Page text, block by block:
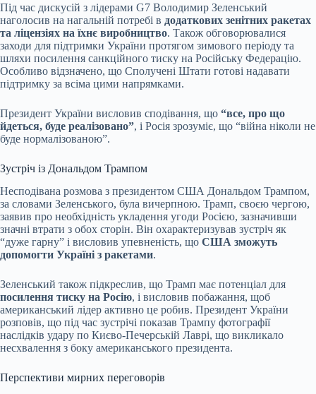
Під час дискусій з лідерами G7 Володимир Зеленський
наголосив на нагальній потребі в додаткових зенітних ракетах
та ліцензіях на їхнє виробництво. Також обговорювалися
заходи для підтримки України протягом зимового періоду та
шляхи посилення санкційного тиску на Російську Федерацію.
Особливо відзначено, що Сполучені Штати готові надавати
підтримку за всіма цими напрямками.
Президент України висловив сподівання, що “все, про що
йдеться, буде реалізовано”, і Росія зрозуміє, що “війна ніколи не
буде нормалізованою”.
Зустріч із Дональдом Трампом
Несподівана розмова з президентом США Дональдом Трампом,
за словами Зеленського, була вичерпною. Трамп, своєю чергою,
заявив про необхідність укладення угоди Росією, зазначивши
значні втрати з обох сторін. Він охарактеризував зустріч як
“дуже гарну” і висловив упевненість, що США зможуть
допомогти Україні з ракетами.
Зеленський також підкреслив, що Трамп має потенціал для
посилення тиску на Росію, і висловив побажання, щоб
американський лідер активно це робив. Президент України
розповів, що під час зустрічі показав Трампу фотографії
наслідків удару по Києво-Печерській Лаврі, що викликало
несхвалення з боку американського президента.
Перспективи мирних переговорів